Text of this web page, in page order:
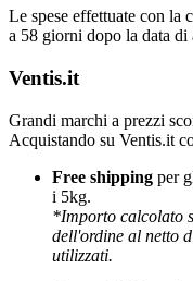
Le spese effettuate con la
a 58 giorni dopo la data di
Ventis.it
Grandi marchi a prezzi
Acquistando su Ventis.it
Free shipping per
i 5kg.
*Importo calcolato
dell'ordine al netto
utilizzati.